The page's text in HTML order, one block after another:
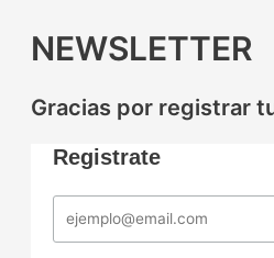
NEWSLETTER
Gracias por registrar
Registrate